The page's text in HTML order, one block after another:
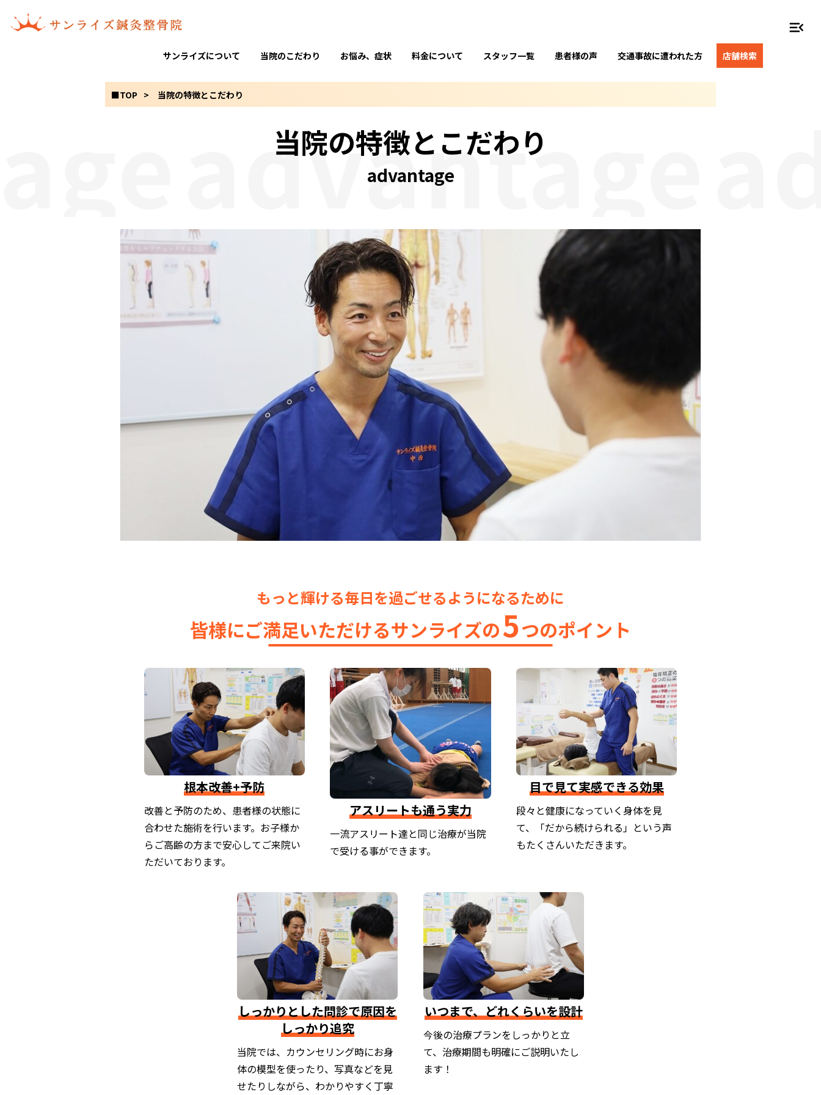
サンライズについて 当院のこだわり お悩み、症状 料金について スタッフ一覧 患者様の声 交通事故に遭われた方 店舗検索
menu_open
■TOP 当院の特徴とこだわり
advantage
当院の特徴とこだわり
advantage
もっと輝ける毎日を過ごせるようになるために
皆様にご満足いただけるサンライズの5つのポイント
根本改善+予防
改善と予防のため、患者様の状態に
合わせた施術を行います。お子様か
らご高齢の方まで安心してご来院い
ただいております。
アスリートも通う実力
一流アスリート達と同じ治療が当院
で受ける事ができます。
目で見て実感できる効果
段々と健康になっていく身体を見
て、「だから続けられる」という声
もたくさんいただきます。
しっかりとした問診で原因を
しっかり追究
当院では、カウンセリング時にお身
体の模型を使ったり、写真などを見
せたりしながら、わかりやすく丁寧
いつまで、どれくらいを設計
今後の治療プランをしっかりと立
て、治療期間も明確にご説明いたし
ます！